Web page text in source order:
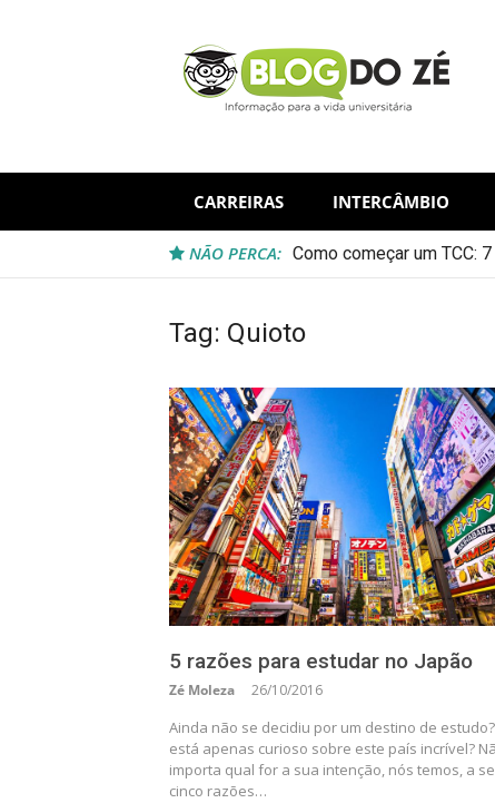
CARREIRAS INTERCÂMBIO
NÃO PERCA: Como começar um TCC:
Tag: Quioto
5 razões para estudar no Japão
Zé Moleza 26/10/2016
Ainda não se decidiu por um destino de
está apenas curioso sobre este país incrível?
importa qual for a sua intenção, nós temos, a
cinco razões…